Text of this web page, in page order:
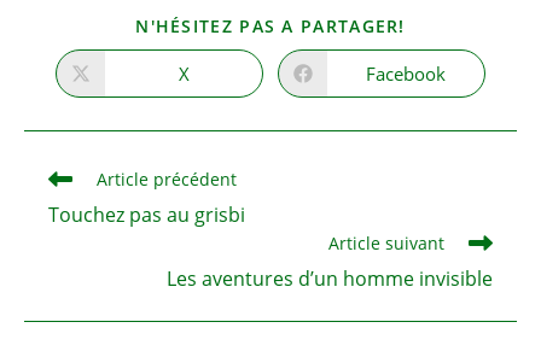
N'HÉSITEZ PAS A PARTAGER!
CONTENU
Ouvrir
dans
autre
X Ouvrir
dans
autre
Facebook
Read
articles
Article précédent
Touchez pas au grisbi
Article suivant
Les aventures d’un homme invisible